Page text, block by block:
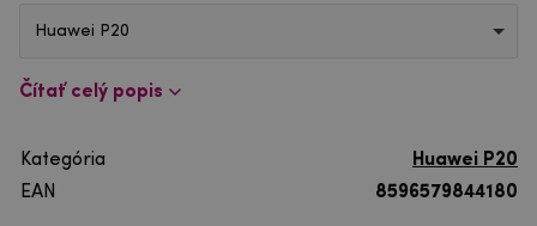
Huawei P20
Čítať celý popis
Kategória
Huawei P20
EAN
8596579844180